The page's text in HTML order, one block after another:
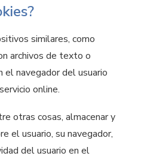
similares, como
archivos de texto o
el navegador del usuario
online.
otras cosas, almacenar y
el usuario, su navegador,
del usuario en el